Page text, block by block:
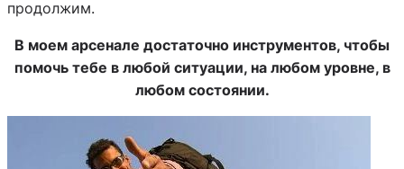
продолжим.
В моем арсенале достаточно инструментов, чтобы
помочь тебе в любой ситуации, на любом уровне, в
любом состоянии.